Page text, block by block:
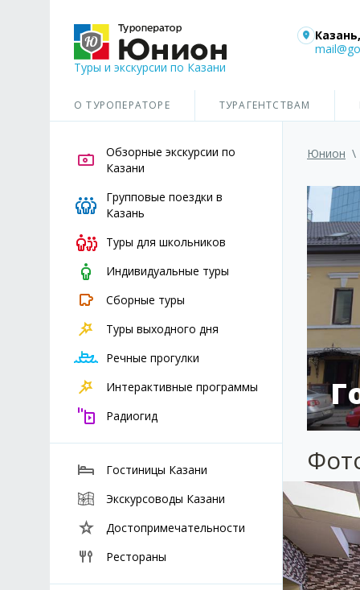
Туры и экскурсии по Казани
О ТУРОПЕРАТОРЕ ТУРАГЕНТСТВАМ
Обзорные экскурсии по
Казани
Групповые поездки в
Казань
Туры для школьников
Индивидуальные туры
Сборные туры
Туры выходного дня
Речные прогулки
Интерактивные программы
Радиогид
Гостиницы Казани
Экскурсоводы Казани
Достопримечательности
Рестораны
Юнион \